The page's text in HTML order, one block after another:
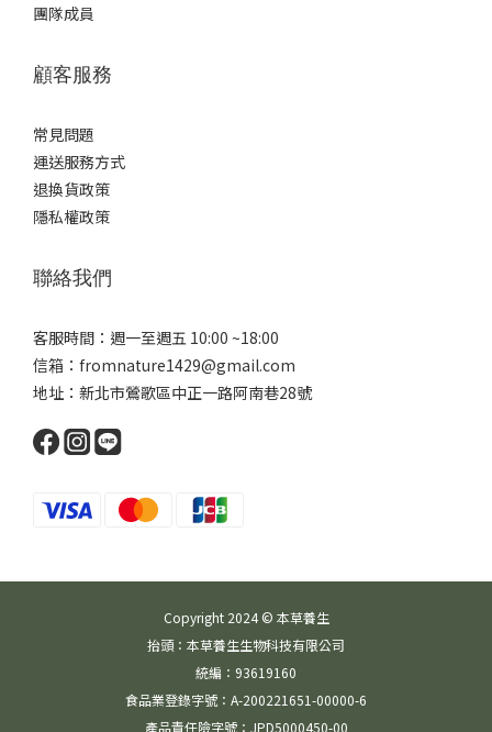
團隊成員
顧客服務
常見問題
運送服務方式
退換貨政策
隱私權政策
聯絡我們
客服時間：週一至週五 10:00 ~18:00
信箱：fromnature1429@gmail.com
地址：新北市鶯歌區中正一路阿南巷28號
Copyright 2024 © 本草養生
抬頭：本草養生生物科技有限公司
統編：93619160
食品業登錄字號：A-200221651-00000-6
產品責任險字號：JPD5000450-00